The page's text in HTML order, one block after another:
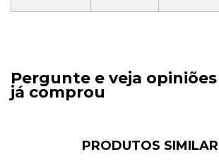
Pergunte e veja
já comprou
PRODUTOS